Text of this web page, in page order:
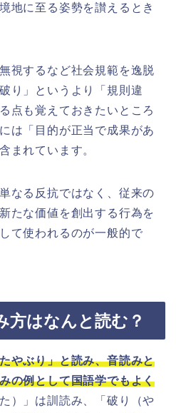
地に至る姿勢を讃えるとき
視するなど社会規範を逸脱
り」というより「規則違
点も覚えておきたいところ
は「目的が正当で成果があ
まれています。
なる反抗ではなく、従来の
たな価値を創出する行為を
て使われるのが一般的で
方はなんと読む？
やぶり」と読み、音読みと
の例として国語学でもよく
）」は訓読み、「破り（や